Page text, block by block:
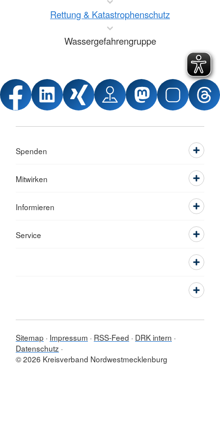
Rettung & Katastrophenschutz
Wassergefahrengruppe
Spenden
Mitwirken
Informieren
Service
Sitemap Impressum RSS-Feed
DRK intern
Datenschutz
© 2026 Kreisverband Nordwestmecklenburg